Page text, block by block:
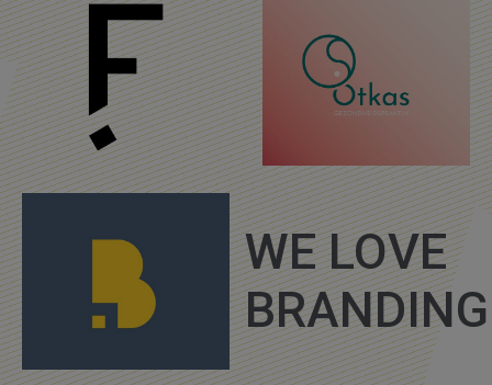
WE LOVE
BRANDING